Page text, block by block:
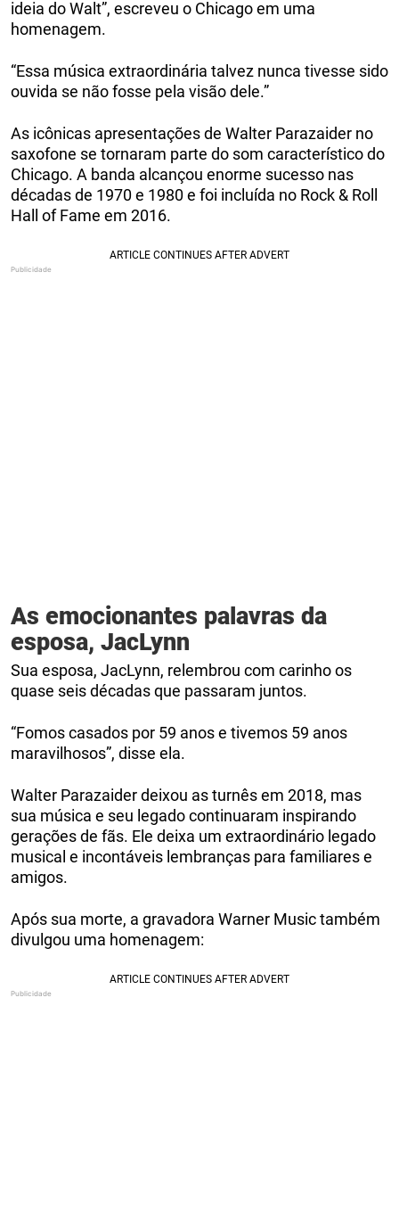
ideia do Walt”, escreveu o Chicago em uma
homenagem.
“Essa música extraordinária talvez nunca tivesse sido
ouvida se não fosse pela visão dele.”
As icônicas apresentações de Walter Parazaider no
saxofone se tornaram parte do som característico do
Chicago. A banda alcançou enorme sucesso nas
décadas de 1970 e 1980 e foi incluída no Rock & Roll
Hall of Fame em 2016.
As emocionantes palavras da
esposa, JacLynn
Sua esposa, JacLynn, relembrou com carinho os
quase seis décadas que passaram juntos.
“Fomos casados por 59 anos e tivemos 59 anos
maravilhosos”, disse ela.
Walter Parazaider deixou as turnês em 2018, mas
sua música e seu legado continuaram inspirando
gerações de fãs. Ele deixa um extraordinário legado
musical e incontáveis lembranças para familiares e
amigos.
Após sua morte, a gravadora Warner Music também
divulgou uma homenagem: